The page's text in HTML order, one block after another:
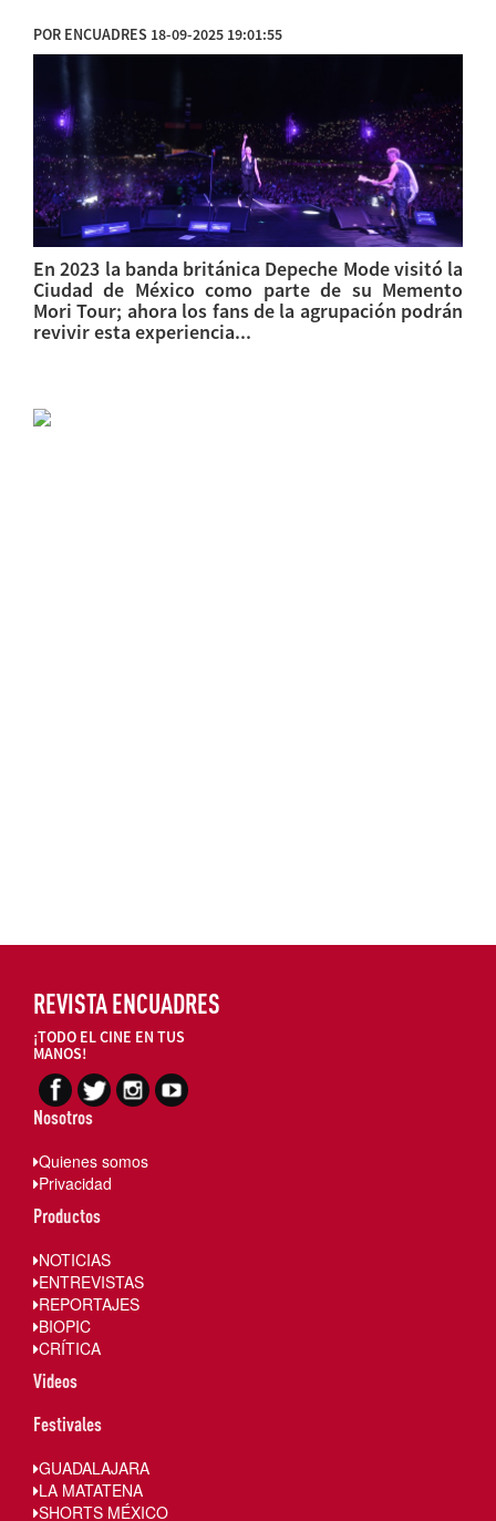
POR ENCUADRES 18-09-2025 19:01:55
En 2023 la banda británica Depeche Mode visitó la
Ciudad de México como parte de su Memento
Mori Tour; ahora los fans de la agrupación podrán
revivir esta experiencia...
REVISTA ENCUADRES
¡TODO EL CINE EN TUS
MANOS!
Nosotros
Quienes somos
Privacidad
Productos
NOTICIAS
ENTREVISTAS
REPORTAJES
BIOPIC
CRÍTICA
Videos
Festivales
GUADALAJARA
LA MATATENA
SHORTS MÉXICO